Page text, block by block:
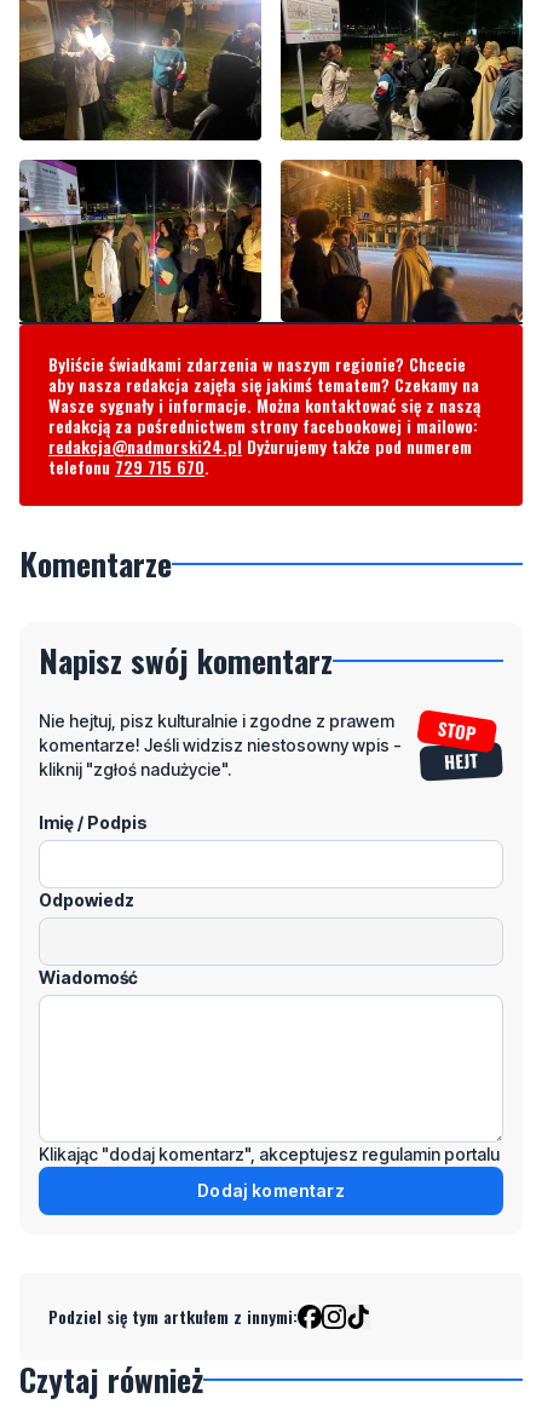
Byliście świadkami zdarzenia w naszym regionie? Chcecie
aby nasza redakcja zajęła się jakimś tematem? Czekamy na
Wasze sygnały i informacje. Można kontaktować się z naszą
redakcja@nadmorski24.plDyżurujemy także pod numerem
telefonu729 715 670.
Komentarze
Napisz swój komentarz
komentarze! Jeśli widzisz niestosowny wpis -
kliknij "zgłoś nadużycie".
Imię / Podpis
Odpowiedz
Wiadomość